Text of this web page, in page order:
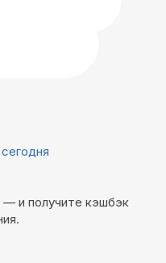
— и получите кэшбэк